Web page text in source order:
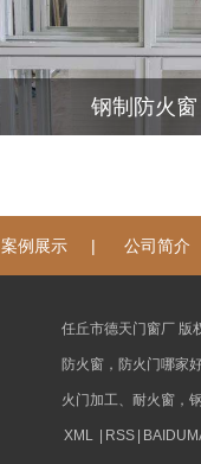
钢制防火窗
案例展示 | 公司简介
任丘市德天门窗厂 版
防火窗，防火门哪家
火门加工、耐火窗，
XML RSS